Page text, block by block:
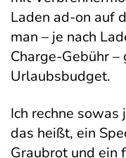
Laden ad-on auf
man – je nach
Charge-Gebühr
Urlaubsbudget.
Ich rechne
das heißt, ein
Graubrot und ein